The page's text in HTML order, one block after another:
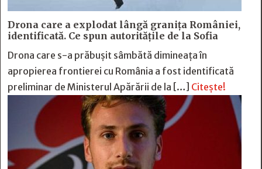
Drona care a explodat lângă granița României,
identificată. Ce spun autoritățile de la Sofia
Drona care s-a prăbușit sâmbătă dimineața în
apropierea frontierei cu România a fost identificată
preliminar de Ministerul Apărării de la […] Citește!